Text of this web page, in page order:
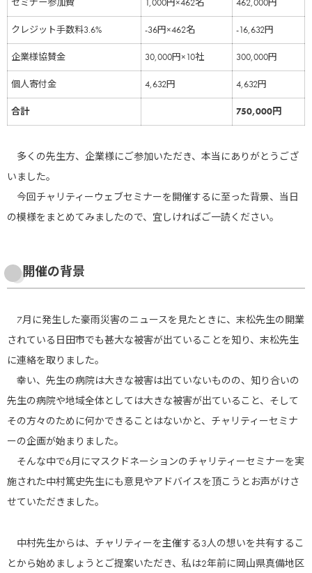
クレジット手数料3.6% -36円×462名 -16,632円
企業様協賛金 30,000円×10社 300,000円
個人寄付金 4,632円 4,632円
合計 750,000円
多くの先生方、企業様にご参加いただき、本当にありがとうござ
いました。
今回チャリティーウェブセミナーを開催するに至った背景、当日
の模様をまとめてみましたので、宜しければご一読ください。
開催の背景
7月に発生した豪雨災害のニュースを見たときに、末松先生の開業
されている日田市でも甚大な被害が出ていることを知り、末松先生
に連絡を取りました。
幸い、先生の病院は大きな被害は出ていないものの、知り合いの
先生の病院や地域全体としては大きな被害が出ていること、そして
その方々のために何かできることはないかと、チャリティーセミナ
ーの企画が始まりました。
そんな中で6月にマスクドネーションのチャリティーセミナーを実
施された中村篤史先生にも意見やアドバイスを頂こうとお声がけさ
せていただきました。
中村先生からは、チャリティーを主催する3人の想いを共有するこ
とから始めましょうとご提案いただき、私は2年前に岡山県真備地区